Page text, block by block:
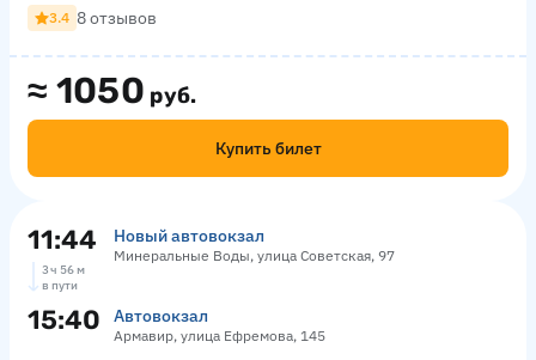
≈ 1050 руб.
Купить билет
3.4 8 отзывов
11:44 Новый автовокзал
Минеральные Воды, улица Советская, 97
3 ч 56 м
в пути
15:40 Автовокзал
Армавир, улица Ефремова, 145